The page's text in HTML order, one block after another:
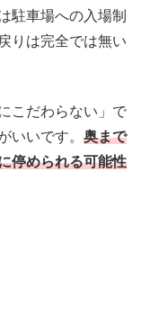
駐車場への入場制
りは完全では無い
こだわらない」で
いいです。 奥まで
停められる可能性